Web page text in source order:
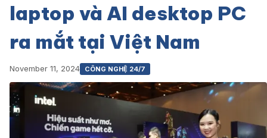
laptop và AI desktop PC
ra mắt tại Việt Nam
November 11, 2024 CÔNG NGHỆ 24/7